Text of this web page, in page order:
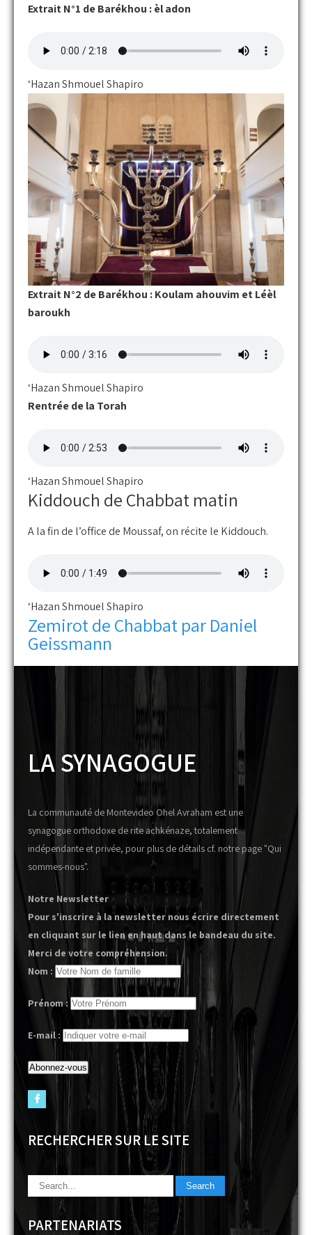
Extrait N°1 de Barékhou : èl adon
‘Hazan Shmouel Shapiro
Extrait N°2 de Barékhou :Koulam ahouvim et Léèl
baroukh
‘Hazan Shmouel Shapiro
Rentrée de la Torah
‘Hazan Shmouel Shapiro
Kiddouch de Chabbat matin
A la fin de l’office de Moussaf, on récite le Kiddouch.
‘Hazan Shmouel Shapiro
Zemirot de Chabbat par Daniel
Geissmann
LA SYNAGOGUE
La communauté de Montevideo Ohel Avraham est une
synagogue orthodoxe de rite achkénaze, totalement
indépendante et privée, pour plus de détails cf. notre page "Qui
sommes-nous".
Notre Newsletter
Pour s'inscrire à la newsletter nous écrire directement
en cliquant sur le lien en haut dans le bandeau du site.
Merci de votre compréhension.
Nom :
Prénom :
E-mail :
RECHERCHER SUR LE SITE
PARTENARIATS